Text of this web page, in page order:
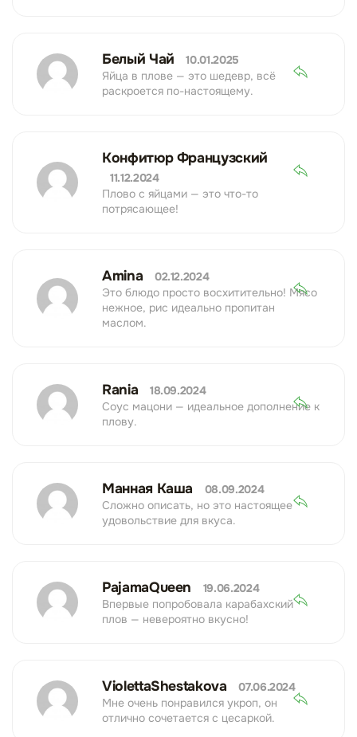
Белый Чай
10.01.2025
Яйца в плове — это шедевр, всё
раскроется по-настоящему.
Конфитюр Французский
11.12.2024
Плово с яйцами — это что-то
потрясающее!
Amina
02.12.2024
Это блюдо просто восхитительно! Мясо
нежное, рис идеально пропитан
маслом.
Rania
18.09.2024
Соус мацони — идеальное дополнение к
плову.
Манная Каша
08.09.2024
Сложно описать, но это настоящее
удовольствие для вкуса.
PajamaQueen
19.06.2024
Впервые попробовала карабахский
плов — невероятно вкусно!
ViolettaShestakova
07.06.2024
Мне очень понравился укроп, он
отлично сочетается с цесаркой.